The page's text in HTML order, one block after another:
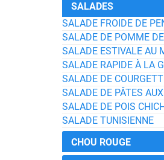
SALADES
SALADE FROIDE DE
SALADE DE POMME
SALADE ESTIVALE AU
SALADE RAPIDE À LA
SALADE DE
SALADE DE PÂTES
SALADE DE POIS
SALADE TUNISIENNE
CHOU ROUGE